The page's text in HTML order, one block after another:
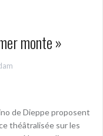
monte »
de Dieppe proposent
théâtralisée sur les